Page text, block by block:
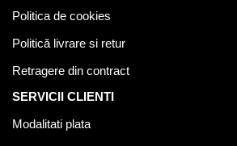
Politica de cookies
Politică livrare si retur
Retragere din contract
SERVICII CLIENTI
Modalitati plata